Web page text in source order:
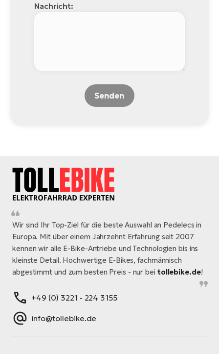
Nachricht:
Senden
Wir sind Ihr Top-Ziel für die beste Auswahl an Pedelecs in
Europa. Mit über einem Jahrzehnt Erfahrung seit 2007
kennen wir alle E-Bike-Antriebe und Technologien bis ins
kleinste Detail. Hochwertige E-Bikes, fachmännisch
abgestimmt und zum besten Preis - nur bei tollebike.de!
+49 (0) 3221 - 224 3155
info@tollebike.de